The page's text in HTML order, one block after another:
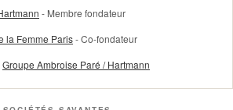
- Membre fondateur
la Femme Paris- Co-fondateur
Groupe Ambroise Paré / Hartmann